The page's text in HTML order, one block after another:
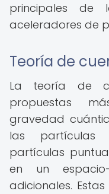
principales de
aceleradores de
Teoría de
La teoría de
propuestas
gravedad
las partículas
partículas
en un
adicionales.